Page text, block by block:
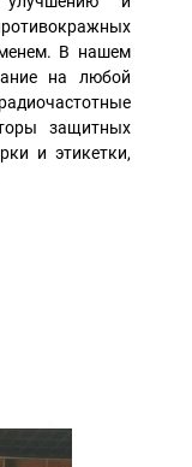
В нашем
на любой
защитных
и этикетки,